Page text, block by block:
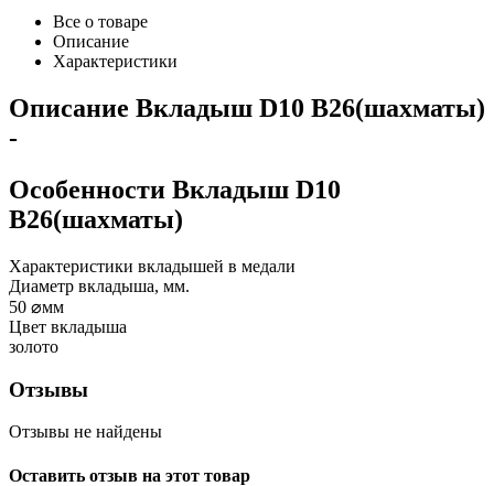
Все о товаре
Описание
Характеристики
Описание Вкладыш D10 B26(шахматы)
-
Особенности Вкладыш D10
B26(шахматы)
Характеристики вкладышей в медали
Диаметр вкладыша, мм.
50 ⌀мм
Цвет вкладыша
золото
Отзывы
Отзывы не найдены
Оставить отзыв на этот товар